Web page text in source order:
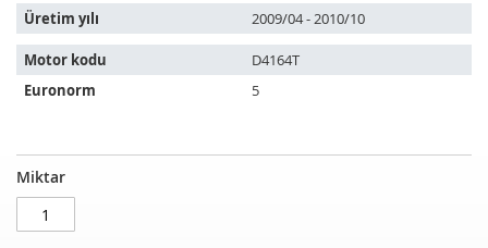
Üretim yılı
2009/04 - 2010/10
Motor kodu
D4164T
Euronorm
5
Dizel
partikül
filtresi
STOKTA
MEVCUT
Miktar